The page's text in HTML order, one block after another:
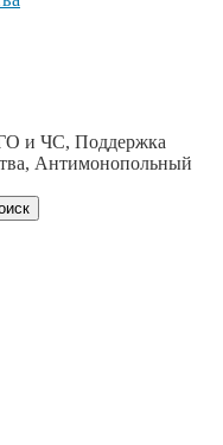
и ЧС, Поддержка
Антимонопольный